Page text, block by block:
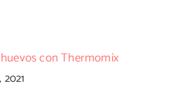
con Thermomix